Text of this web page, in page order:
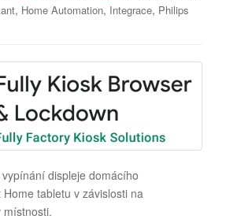
, Home Automation, Integrace, Philips
displeje domácího
tabletu v závislosti na